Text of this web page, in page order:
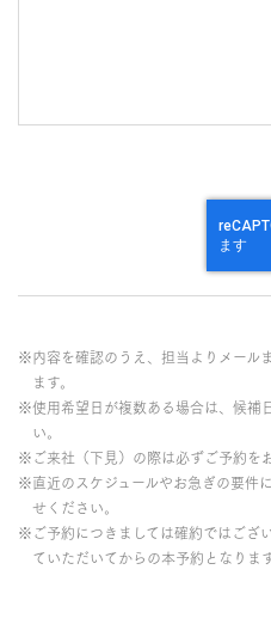
※内容を確認のうえ、担当よりメール
ます。
※使用希望日が複数ある場合は、候補
い。
※ご来社（下見）の際は必ずご予約を
※直近のスケジュールやお急ぎの要件
せください。
※ご予約につきましては確約ではござ
ていただいてからの本予約となりま